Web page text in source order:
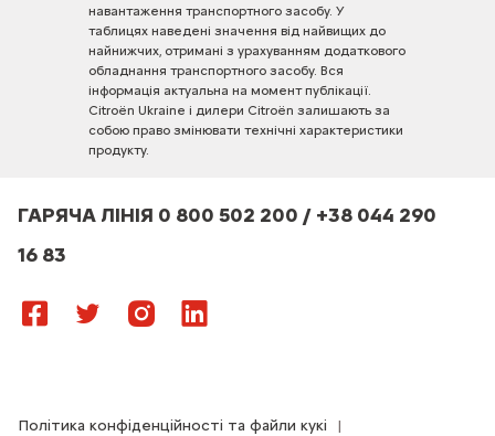
навантаження транспортного засобу. У
таблицях наведені значення від найвищих до
найнижчих, отримані з урахуванням додаткового
обладнання транспортного засобу. Вся
інформація актуальна на момент публікації.
Citroën Ukraine і дилери Citroën залишають за
собою право змінювати технічні характеристики
продукту.
ГАРЯЧА ЛІНІЯ 0 800 502 200 / +38 044 290
16 83
Політика конфіденційності та файли кукі